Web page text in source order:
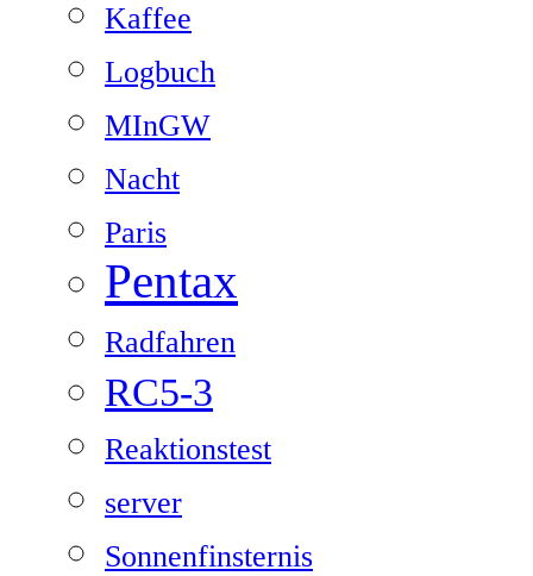
Kaffee
Logbuch
MInGW
Nacht
Paris
Pentax
Radfahren
RC5-3
Reaktionstest
server
Sonnenfinsternis